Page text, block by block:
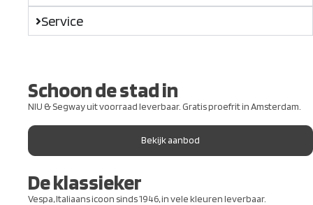
Service
Schoon de stad in
NIU & Segway uit voorraad leverbaar. Gratis proefrit in Amsterdam.
Bekijk aanbod
De klassieker
Vespa, Italiaans icoon sinds 1946, in vele kleuren leverbaar.